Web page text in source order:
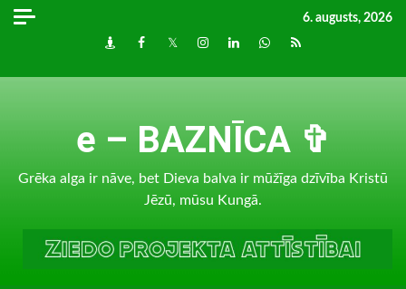
Skip
6. augusts, 2026
DraugiemFacebook
TwitterInstagram
LinkedInwhatsapp
RSS
e – BAZNĪCA ✞
Grēka alga ir nāve, bet Dieva balva ir mūžīga dzīvība Kristū
Jēzū, mūsu Kungā.